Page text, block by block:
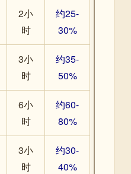
2小
时
约25-
30%
3小
时
约35-
50%
6小
时
约60-
80%
3小
时
约30-
40%